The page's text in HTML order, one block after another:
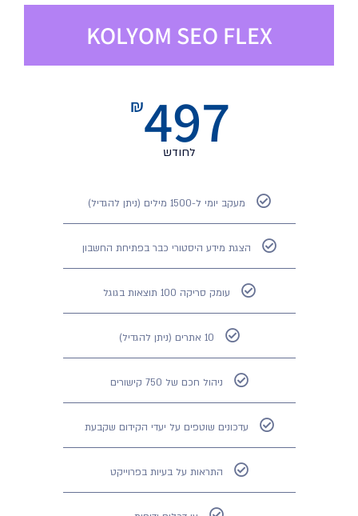
KOLYOM SEO FLEX
₪497
לחודש
מעקב יומי ל-1500 מילים (ניתן להגדיל)
הצגת מידע היסטורי כבר בפתיחת החשבון
עומק סריקה 100 תוצאות בגוגל
10 אתרים (ניתן להגדיל)
ניהול חכם של 750 קישורים
עדכונים שוטפים על יעדי הקידום שקבעת
התראות על בעיות בפרוייקט